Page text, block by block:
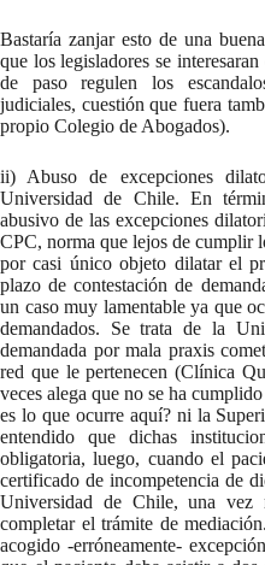
Bastaría zanjar esto de una
que los legisladores se
de paso regulen los
judiciales, cuestión que fuera
propio Colegio de Abogados).
ii) Abuso de excepciones
Universidad de Chile. En
abusivo de las excepciones
CPC, norma que lejos de cumplir
por casi único objeto dilatar el
plazo de contestación de
un caso muy lamentable ya que
demandados. Se trata de la
demandada por mala praxis
red que le pertenecen (Clínica
veces alega que no se ha
es lo que ocurre aquí? ni la
entendido que dichas
obligatoria, luego, cuando el
certificado de incompetencia de
Universidad de Chile, una vez
completar el trámite de
acogido -erróneamente-